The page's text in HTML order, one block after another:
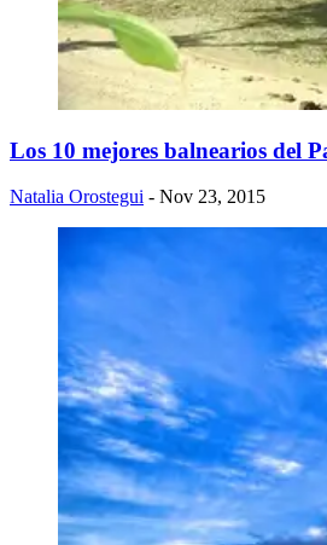
Los 10 mejores balnearios del
Natalia Orostegui - Nov 23, 2015